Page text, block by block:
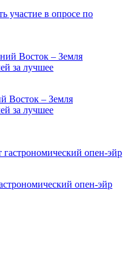
участие в опросе по
Восток – Земля
за лучшее
опен-эйр